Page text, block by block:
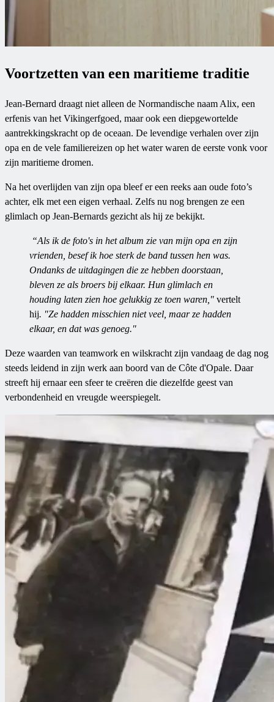
Voortzetten van een maritieme traditie
Jean-Bernard draagt niet alleen de Normandische naam Alix, een
erfenis van het Vikingerfgoed, maar ook een diepgewortelde
aantrekkingskracht op de oceaan. De levendige verhalen over zijn
opa en de vele familiereizen op het water waren de eerste vonk voor
zijn maritieme dromen.
Na het overlijden van zijn opa bleef er een reeks aan oude foto’s
achter, elk met een eigen verhaal. Zelfs nu nog brengen ze een
glimlach op Jean-Bernards gezicht als hij ze bekijkt.
“Als ik de foto's in het album zie van mijn opa en zijn
vrienden, besef ik hoe sterk de band tussen hen was.
Ondanks de uitdagingen die ze hebben doorstaan,
bleven ze als broers bij elkaar. Hun glimlach en
houding laten zien hoe gelukkig ze toen waren," vertelt
hij. "Ze hadden misschien niet veel, maar ze hadden
elkaar, en dat was genoeg."
Deze waarden van teamwork en wilskracht zijn vandaag de dag nog
steeds leidend in zijn werk aan boord van de Côte d'Opale. Daar
streeft hij ernaar een sfeer te creëren die diezelfde geest van
verbondenheid en vreugde weerspiegelt.